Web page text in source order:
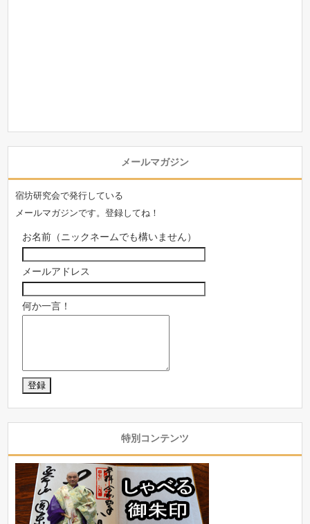
メールマガジン
宿坊研究会で発行している
メールマガジンです。登録してね！
お名前（ニックネームでも構いません）
メールアドレス
何か一言！
特別コンテンツ